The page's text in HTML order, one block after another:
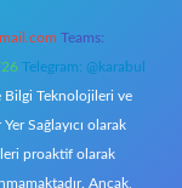
Teams:
Telegram: @karabul
Bilgi Teknolojileri ve
Sağlayıcı olarak
proaktif olarak
Ancak,